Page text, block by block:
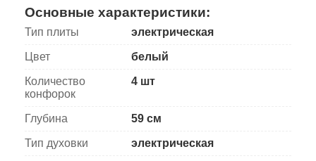
Основные характеристики:
Тип плиты электрическая
Цвет белый
Количество
конфорок
4 шт
Глубина 59 см
Тип духовки электрическая